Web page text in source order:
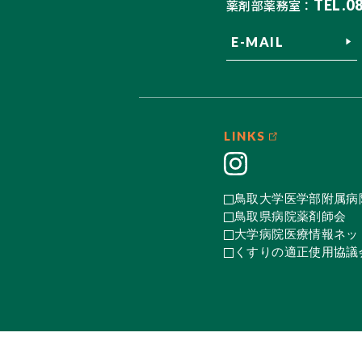
薬剤部薬務室：
E-MAIL
LINKS
鳥取大学医学部附属病
鳥取県病院薬剤師会
大学病院医療情報ネ
くすりの適正使用協